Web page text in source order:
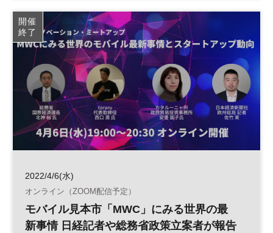
日経イノベーション・ミートアップ イノベーション
テクノロジー 新規事業 オープンイノベーション
平日夜開催 ベンチャー
開催
終了
2022/4/6(水)
オンライン（ZOOM配信予定）
モバイル見本市「MWC」にみる世界の最
新事情 日経記者や総務省政策立案者が報告